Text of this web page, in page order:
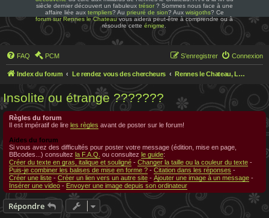
siècle dernier découvert un fabuleux trésor? Sommes nous face à une
affaire liée aux templiers? Au prieuré de sion? Aux wisigoths? Ce
forum sur Rennes le Chateauvous aidera peut-être à comprendre ou à
résoudre cetteénigme
FAQ PCM Connexion
S’enregistrer
Index du forum Le rendez vous des chercheurs Rennes le Chateau, Le rendez-vous des chercheurs
Insolite ou étrange ???????
Règles du forum
Il est impératif de lire les règles avant de poster sur le forum!
Aides du forum
Si vous avez des difficultés pour poster votre message (édition, mise en page,
BBcodes...) consultez la F.A.Q. ou consultez le guide:
Créer du texte en gras, italique et souligné - Changer la taille ou la couleur du texte -
Puis-je combiner les balises de mise en forme ? - Citation dans les réponses -
Créer une liste - Créer un lien vers un autre site - Ajouter une image à un message -
Insérer une video - Envoyer une image depuis son ordinateur
Répondre